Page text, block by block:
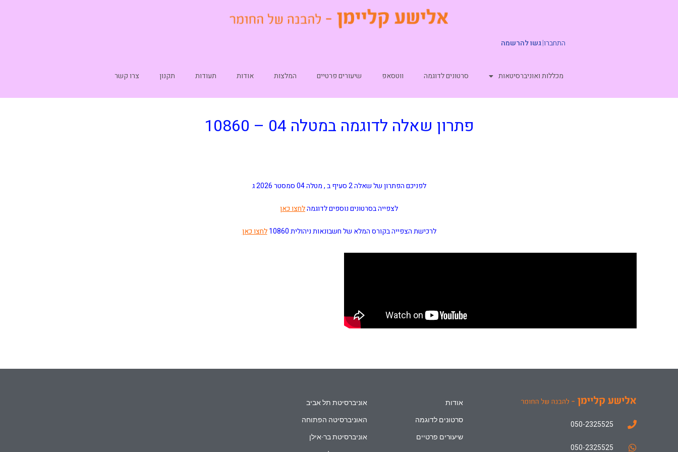
התחברו|גשו להרשמה
מכללות ואוניברסיטאות סרטונים לדוגמה ווטסאפ שיעורים פרטיים המלצות אודות תעודות תקנון צרו קשר
פתרון שאלה לדוגמה במטלה 04 – 10860
לפניכם הפתרון של שאלה 2 סעיף ב , מטלה 04 סמסטר 2026 ג
לצפייה בסרטונים נוספים לדוגמהלחצו כאן
לרכישת הצפייה בקורס המלא של חשבונאות ניהולית 10860 לחצו כאן
050-2325525
050-2325525
אודות
סרטונים לדוגמה
שיעורים פרטיים
אוניברסיטת תל אביב
האוניברסיטה הפתוחה
אוניברסיטת בר-אילן